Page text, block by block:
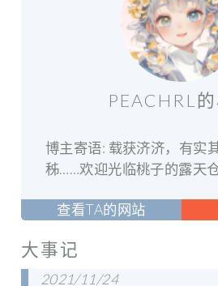
PEACHRL
博主寄语: 载获济济，有实
秭……欢迎光临桃子的露天仓
查看TA的网站
大事记
2021/11/24